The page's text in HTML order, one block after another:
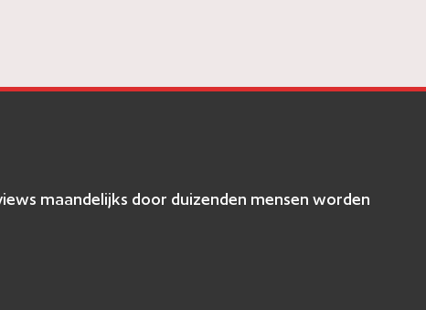
maandelijks door duizenden mensen worden